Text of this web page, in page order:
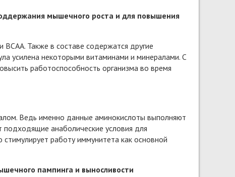
мышечного роста и для повышения
Также в составе содержатся другие
усилена некоторыми витаминами и минералами. С
работоспособность организма во время
Ведь именно данные аминокислоты выполняют
анаболические условия для
работу иммунитета как основной
пампинга и выносливости